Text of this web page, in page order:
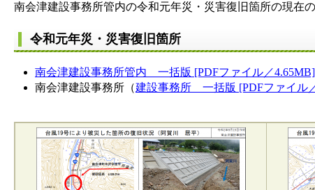
南会津建設事務所管内の令和元年災・災害復旧箇所の現在
令和元年災・災害復旧箇所
南会津建設事務所管内 一括版 [PDFファイル／4.65MB]
南会津建設事務所（建設事務所 一括版 [PDFファイル